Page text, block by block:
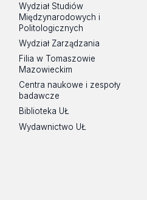
Wydział Studiów
Międzynarodowych i
Politologicznych
Wydział Zarządzania
Filia w Tomaszowie
Mazowieckim
Centra naukowe i zespoły
badawcze
Biblioteka UŁ
Wydawnictwo UŁ